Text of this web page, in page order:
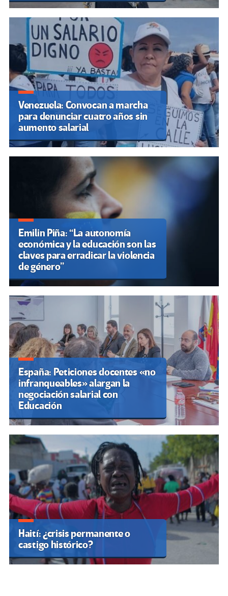
Venezuela: Convocan a marcha
para denunciar cuatro años sin
aumento salarial
Emilin Piña: “La autonomía
económica y la educación son las
claves para erradicar la violencia
de género”
España: Peticiones docentes «no
infranqueables» alargan la
negociación salarial con
Educación
Haití: ¿crisis permanente o
castigo histórico?